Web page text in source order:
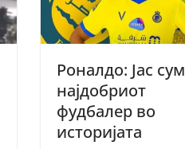
Роналдо: Јас сум
најдобриот
фудбалер во
историјата